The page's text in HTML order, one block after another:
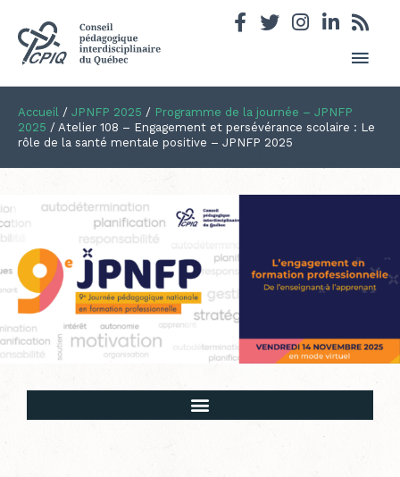
Accueil / JPNFP 2025 / Programme de la journée – JPNFP
2025 / Atelier 108 – Engagement et persévérance scolaire : Le
rôle de la santé mentale positive – JPNFP 2025